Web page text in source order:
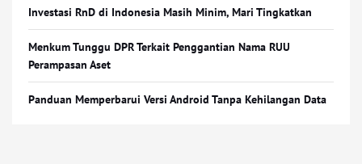
Investasi RnD di Indonesia Masih Minim, Mari Tingkatkan
Menkum Tunggu DPR Terkait Penggantian Nama RUU
Perampasan Aset
Panduan Memperbarui Versi Android Tanpa Kehilangan Data